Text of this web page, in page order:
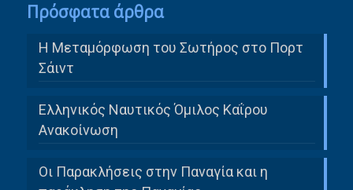
Πρόσφατα άρθρα
Η Μεταμόρφωση του Σωτήρος στο Πορτ
Σάιντ
Ελληνικός Ναυτικός Όμιλος Καΐρου
Ανακοίνωση
Οι Παρακλήσεις στην Παναγία και η